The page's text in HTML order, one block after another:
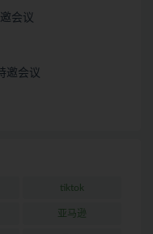
会议
邀会议
tiktok
亚马逊